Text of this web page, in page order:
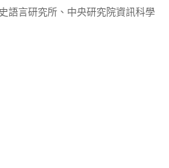
語言研究所、中央研究院資訊科學